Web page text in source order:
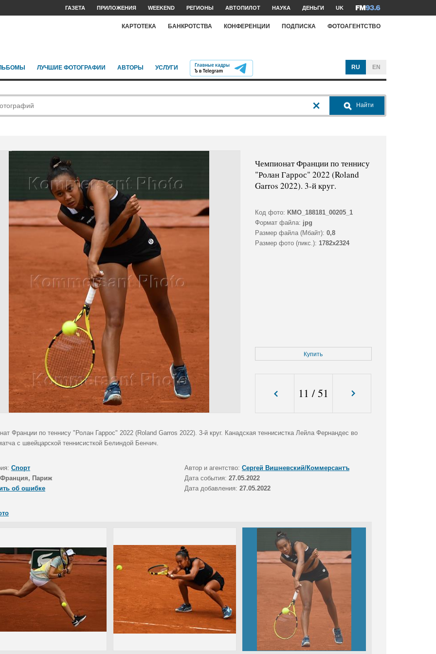
ГАЗЕТА ПРИЛОЖЕНИЯ WEEKEND РЕГИОНЫ АВТОПИЛОТ НАУКА ДЕНЬГИ UK
КАРТОТЕКА БАНКРОТСТВА КОНФЕРЕНЦИИ ПОДПИСКА ФОТОАГЕНТСТВО
ЛУЧШИЕ ФОТОГРАФИИ АВТОРЫ УСЛУГИ RU EN
Найти
Чемпионат Франции по теннису
"Ролан Гаррос" 2022 (Roland
Garros 2022). 3-й круг.
Код фото: KMO_188181_00205_1
Формат файла: jpg
Размер файла (Мбайт): 0,8
Размер фото (пикс.): 1782x2324
Купить
11 /51
Франции по теннису "Ролан Гаррос" 2022 (Roland Garros 2022). 3-й круг. Канадская теннисистка Лейла Фернандес во
с швейцарской теннисисткой Белиндой Бенчич.
Спорт Автор и агентство: Сергей Вишневский/Коммерсантъ
Франция, Париж Дата события: 27.05.2022
об ошибке
Дата добавления: 27.05.2022